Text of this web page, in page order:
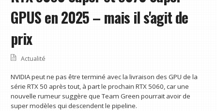
GPUS en 2025 – mais il s'agit de
prix
Actualité
NVIDIA peut ne pas être terminé avec la livraison des GPU de la
série RTX 50 après tout, à part le prochain RTX 5060, car une
nouvelle rumeur suggère que Team Green pourrait avoir de
super modèles qui descendent le pipeline.